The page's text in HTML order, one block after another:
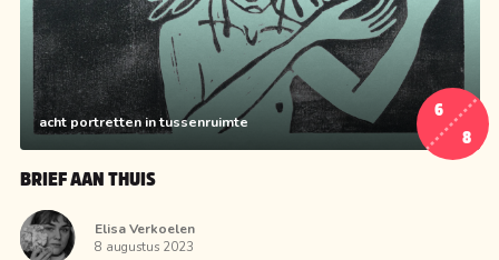
acht portretten in tussenruimte
6
8
BRIEF AAN THUIS
Elisa Verkoelen
8 augustus 2023